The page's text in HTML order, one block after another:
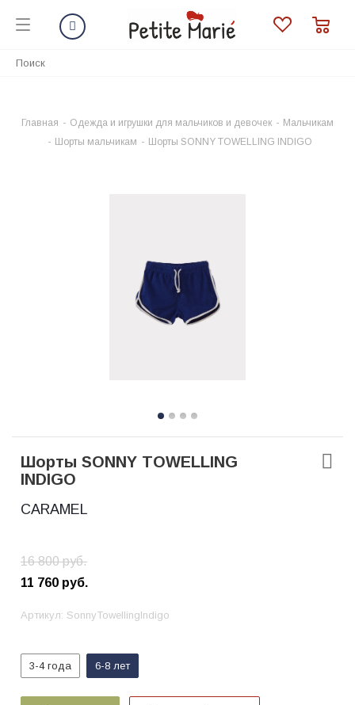
Главная - Одежда и игрушки для мальчиков и девочек - Мальчикам
- Шорты мальчикам - Шорты SONNY TOWELLING INDIGO
Шорты SONNY TOWELLING
INDIGO
CARAMEL
16 800руб.
11 760 руб.
Артикул: SonnyTowellingIndigo
3-4 года 6-8 лет